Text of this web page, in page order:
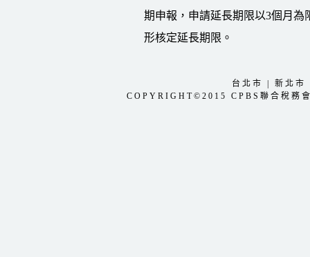
期申報，申請延長期限以3個月
形核定延長期限。
台北市 新北市
COPYRIGHT©2015 CPBS聯合稅務